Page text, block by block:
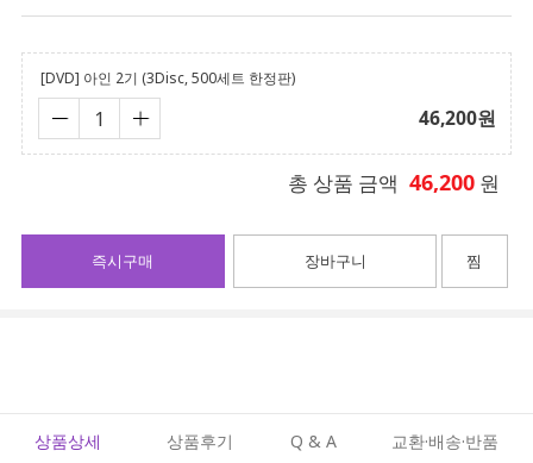
[DVD] 아인 2기 (3Disc, 500세트 한정판)
46,200원
총 상품 금액 46,200 원
장바구니
즉시구매 찜
상품상세 상품후기 Q & A 교환·배송·반품